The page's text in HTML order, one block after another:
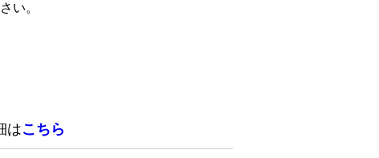
い。
はこちら